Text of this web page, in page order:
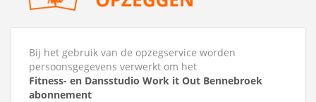
Bij het gebruik van de opzegservice worden
persoonsgegevens verwerkt om het
Fitness- en Dansstudio Work it Out Bennebroek
abonnement